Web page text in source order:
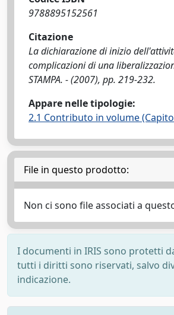
9788895152561
Citazione
La dichiarazione di inizio
complicazioni di una
STAMPA. - (2007), pp. 219-232.
Appare nelle tipologie:
2.1 Contributo in volume
File in questo prodotto:
Non ci sono file associati a
I documenti in IRIS sono protetti
tutti i diritti sono riservati, salvo
indicazione.